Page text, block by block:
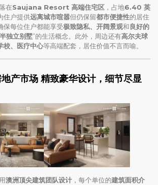
在Saujana Resort 高端住宅区 ，占地6.40 英
住户提供远离城市喧嚣但仍保留都市便捷性的居住
保每位住户都能享受极致隐私、开阔景观和良好的
独立别墅”的生活概念。此外，周边还有高尔夫球
校、医疗中心等高端配套，居住价值不言而喻。
产市场 精致豪华设计，细节尽显
澳洲顶尖建筑团队设计 ，每个单位的建筑面积介